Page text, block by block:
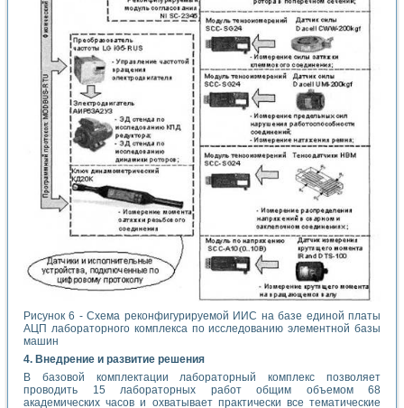
Рисунок 6 - Схема реконфигурируемой ИИС на базе единой платы
АЦП лабораторного комплекса по исследованию элементной базы
машин
4. Внедрение и развитие решения
В базовой комплектации лабораторный комплекс позволяет
проводить 15 лабораторных работ общим объемом 68
академических часов и охватывает практически все тематические